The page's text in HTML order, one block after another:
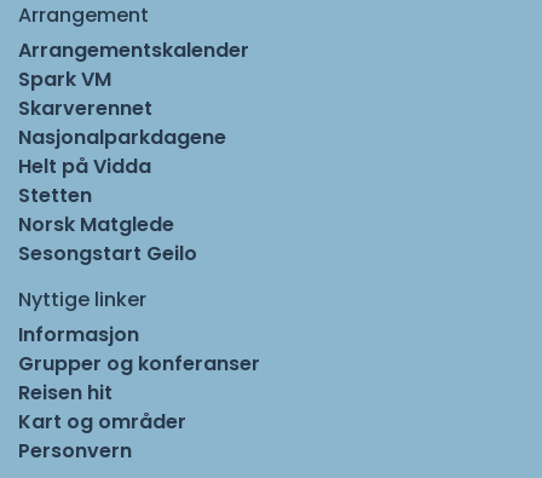
Arrangement
Arrangementskalender
Spark VM
Skarverennet
Nasjonalparkdagene
Helt på Vidda
Stetten
Norsk Matglede
Sesongstart Geilo
Nyttige linker
Informasjon
Grupper og konferanser
Reisen hit
Kart og områder
Personvern